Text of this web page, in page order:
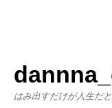
はみ出すだけが人生だ